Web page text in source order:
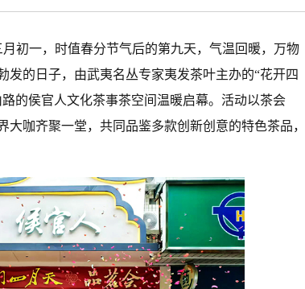
初一，时值春分节气后的第九天，气温回暖，万物
发的日子，由武夷名丛专家夷发茶叶主办的“花开四
的侯官人文化茶事茶空间温暖启幕。活动以茶会
咖齐聚一堂，共同品鉴多款创新创意的特色茶品，